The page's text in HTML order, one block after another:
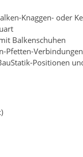
Knaggen- oder
Balkenschuhen
Pfetten-
Positionen